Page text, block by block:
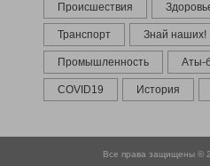
Происшествия
Транспорт Знай наших!
Промышленность Аты-
COVID19 История
Все права защищены ©